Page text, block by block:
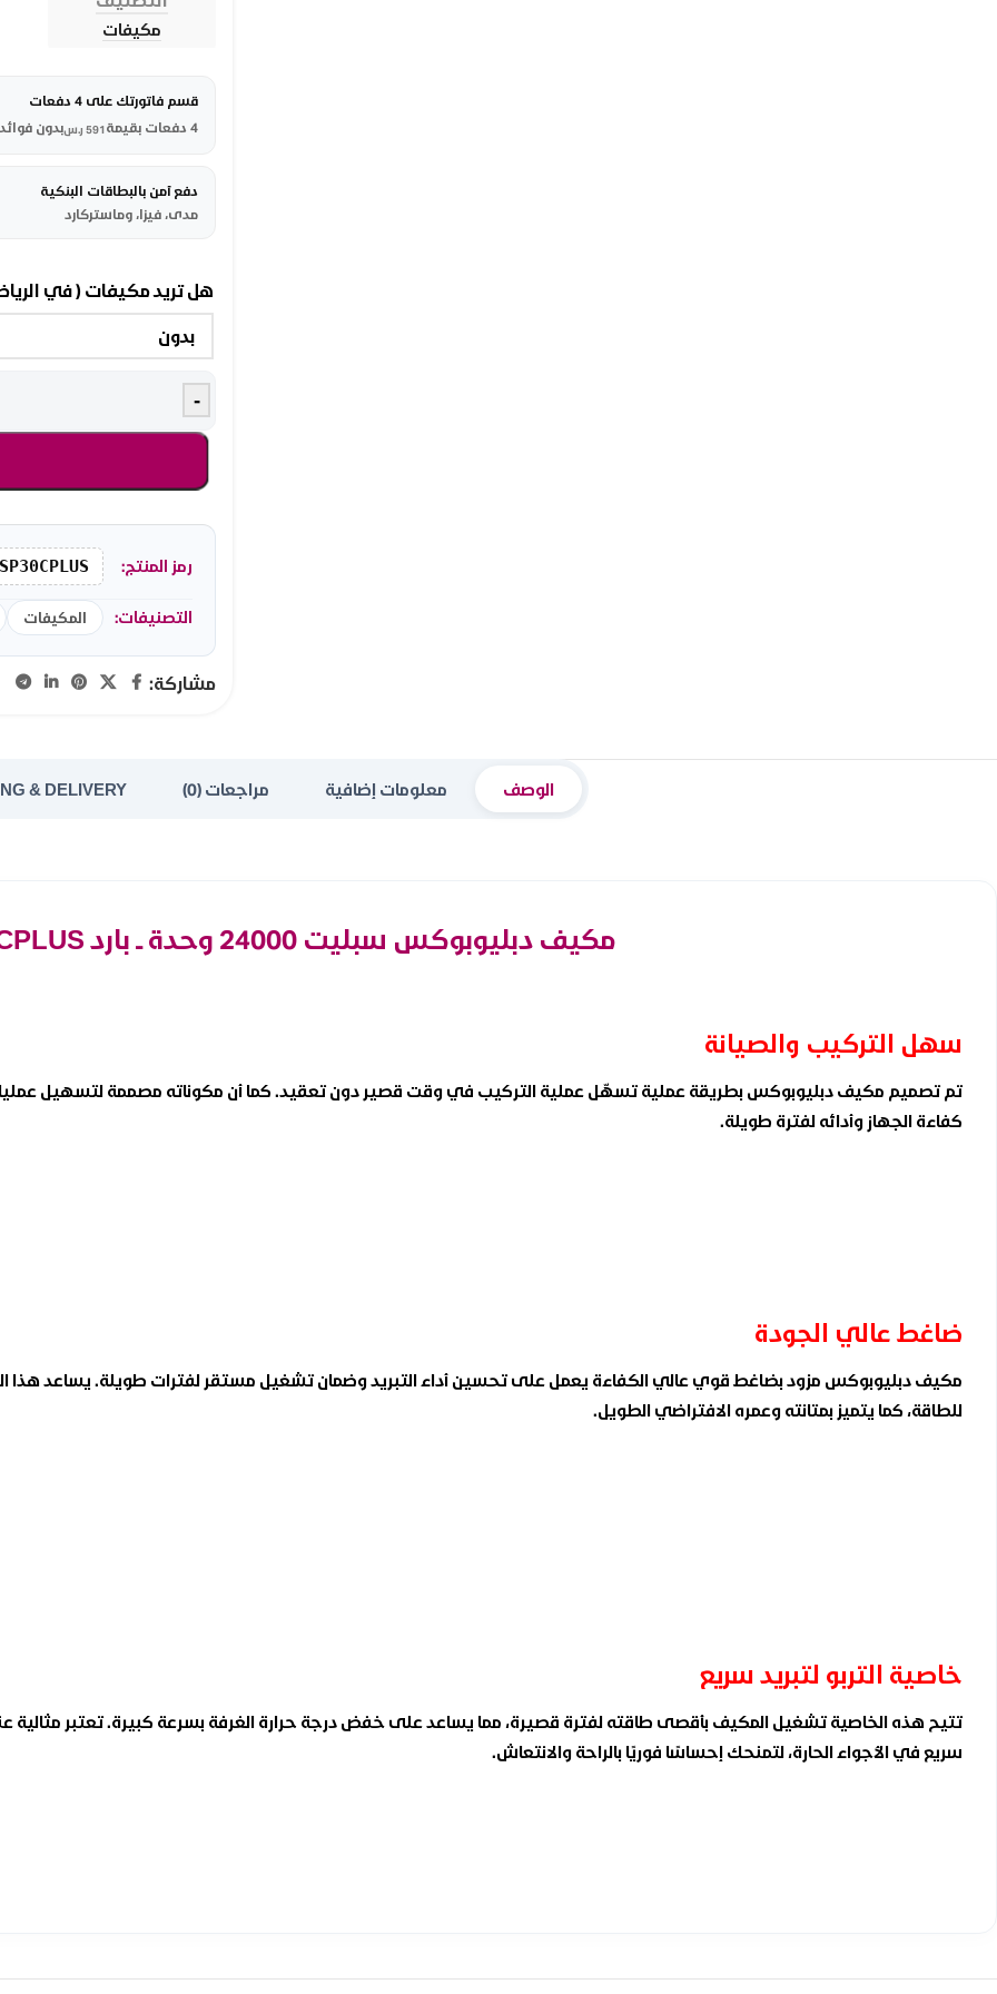
مكيفات
قسم فاتورتك على 4 دفعات
4 دفعات بقيمة
591 ر.سبدون فوائد
دفع آمن بالبطاقات البنكية
مدى، فيزا، وماستركارد
هل تريد مكيفات ( في
-
رمز المنتج:
التصنيفات: المكيفات
مشاركة:
الوصف معلومات إضافية مراجعات (0) & DELIVERY
مكيف دبليوبوكس سبليت 24000 وحدة ــ بارد WBSP30CPLUS
سهل التركيب والصيانة
تم تصميم مكيف دبليوبوكس بطريقة عملية تسهّل عملية التركيب في وقت قصير دون تعقيد. كما أن مكوناته مصممة لتسهيل
كفاءة الجهاز وأدائه لفترة طويلة.
ضاغط عالي الجودة
مكيف دبليوبوكس مزود بضاغط قوي عالي الكفاءة يعمل على تحسين أداء التبريد وضمان تشغيل مستقر لفترات طويلة. يساعد
للطاقة، كما يتميز بمتانته وعمره الافتراضي الطويل.
خاصية التربو لتبريد سريع
تتيح هذه الخاصية تشغيل المكيف بأقصى طاقته لفترة قصيرة، مما يساعد على خفض درجة حرارة الغرفة بسرعة كبيرة. تعتبر مثالية
سريع في الأجواء الحارة، لتمنحك إحساسًا فوريًا بالراحة والانتعاش.